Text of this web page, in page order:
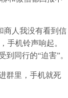
人我没有看到信
手机铃声响起。
同行的“迫害”。
群里，手机就死